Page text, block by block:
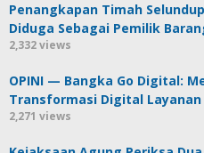
Penangkapan Timah
Diduga Sebagai Pemilik
2,332 views
OPINI — Bangka Go Digital:
Transformasi Digital Layanan
2,271 views